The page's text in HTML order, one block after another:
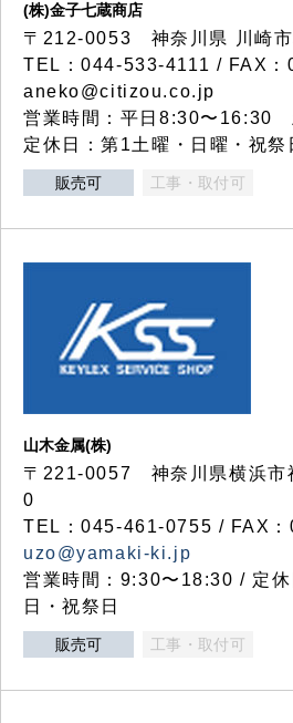
(株)金子七蔵商店
〒212-0053 神奈川県 川崎市
TEL：044-533-4111 / FAX
aneko@citizou.co.jp
営業時間：平日8:30〜16:30
定休日：第1土曜・日曜・祝祭
販売可 工事・取付可
山木金属(株)
〒221-0057 神奈川県横浜市
0
TEL：045-461-0755 / FAX
uzo@yamaki-ki.jp
営業時間：9:30〜18:30 / 定休
日・祝祭日
販売可 工事・取付可